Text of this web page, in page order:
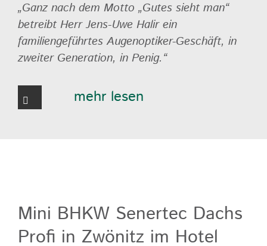
„Ganz nach dem Motto „Gutes sieht man“
betreibt Herr Jens-Uwe Halir ein
familiengeführtes Augenoptiker-Geschäft, in
zweiter Generation, in Penig.“
mehr lesen
Mini BHKW Senertec Dachs
Profi in Zwönitz im Hotel